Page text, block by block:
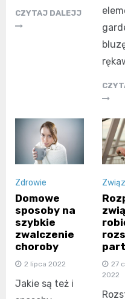
CZYTAJ DALEJJ
Zdrowie
Domowe
sposoby na
szybkie
zwalczenie
choroby
2 lipca 2022
Jakie są też i
27
2022